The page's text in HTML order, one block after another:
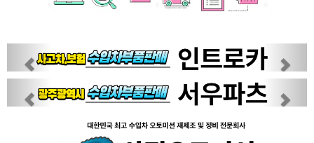
Previous
Previous